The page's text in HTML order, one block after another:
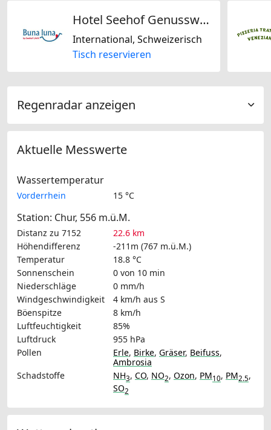
Hotel Seehof Genusswelt - Buna Luna
International, Schweizerisch
Tisch reservieren
Regenradar anzeigen
Aktuelle Messwerte
Wassertemperatur
Vorderrhein 15 °C
Station: Chur, 556 m.ü.M.
Distanz zu 7152
22.6 km
Höhendifferenz
-211m (767 m.ü.M.)
Temperatur
18.8 °C
Sonnenschein
0 von 10 min
Niederschläge
0 mm/h
Windgeschwindigkeit
4 km/h aus S
Böenspitze
8 km/h
Luftfeuchtigkeit
85%
Luftdruck
955 hPa
Pollen
Erle, Birke, Gräser, Beifuss,
Ambrosia
Schadstoffe
NH3, CO, NO2, Ozon, PM10, PM2.5,
SO2